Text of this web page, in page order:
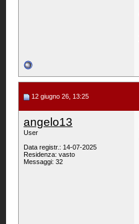
12 giugno 26, 13:25
angelo13
User
Data registr.: 14-07-2025
Residenza: vasto
Messaggi: 32